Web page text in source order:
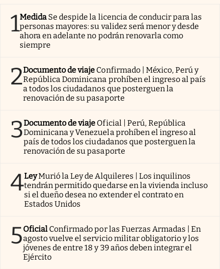
1Medida Se despide la licencia de conducir para las
personas mayores: su validez será menor y desde
ahora en adelante no podrán renovarla como
siempre
2Documento de viaje Confirmado | México, Perú y
República Dominicana prohíben el ingreso al país
a todos los ciudadanos que posterguen la
renovación de su pasaporte
3Documento de viaje Oficial | Perú, República
Dominicana y Venezuela prohíben el ingreso al
país de todos los ciudadanos que posterguen la
renovación de su pasaporte
4LeyMurió la Ley de Alquileres | Los inquilinos
tendrán permitido quedarse en la vivienda incluso
si el dueño desea no extender el contrato en
Estados Unidos
5Oficial Confirmado por las Fuerzas Armadas | En
agosto vuelve el servicio militar obligatorio y los
jóvenes de entre 18 y 39 años deben integrar el
Ejército